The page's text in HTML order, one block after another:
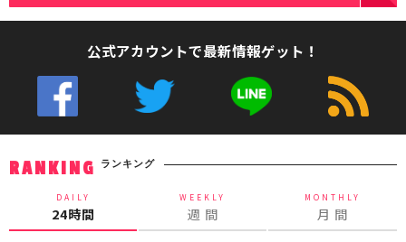
公式アカウントで最新情報ゲット！
RANKING ランキング
DAILY
24時間
WEEKLY
週 間
MONTHLY
月 間